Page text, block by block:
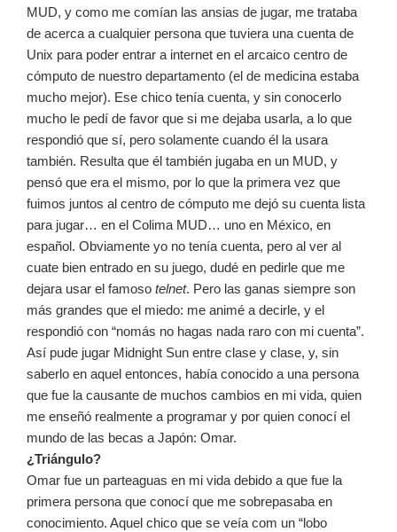
MUD, y como me comían las ansias de jugar, me trataba
de acerca a cualquier persona que tuviera una cuenta de
Unix para poder entrar a internet en el arcaico centro de
cómputo de nuestro departamento (el de medicina estaba
mucho mejor). Ese chico tenía cuenta, y sin conocerlo
mucho le pedí de favor que si me dejaba usarla, a lo que
respondió que sí, pero solamente cuando él la usara
también. Resulta que él también jugaba en un MUD, y
pensó que era el mismo, por lo que la primera vez que
fuimos juntos al centro de cómputo me dejó su cuenta lista
para jugar… en el Colima MUD… uno en México, en
español. Obviamente yo no tenía cuenta, pero al ver al
cuate bien entrado en su juego, dudé en pedirle que me
dejara usar el famoso telnet. Pero las ganas siempre son
más grandes que el miedo: me animé a decirle, y el
respondió con “nomás no hagas nada raro con mi cuenta”.
Así pude jugar Midnight Sun entre clase y clase, y, sin
saberlo en aquel entonces, había conocido a una persona
que fue la causante de muchos cambios en mi vida, quien
me enseñó realmente a programar y por quien conocí el
mundo de las becas a Japón: Omar.
¿Triángulo?
Omar fue un parteaguas en mi vida debido a que fue la
primera persona que conocí que me sobrepasaba en
conocimiento. Aquel chico que se veía com un “lobo